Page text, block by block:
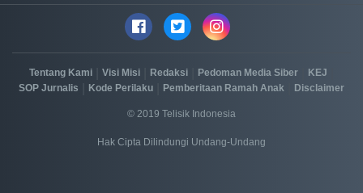
Tentang Kami Visi Misi Redaksi Pedoman Media Siber KEJ
SOP Jurnalis Kode Perilaku Pemberitaan Ramah Anak Disclaimer
© 2019 Telisik Indonesia
Hak Cipta Dilindungi Undang-Undang